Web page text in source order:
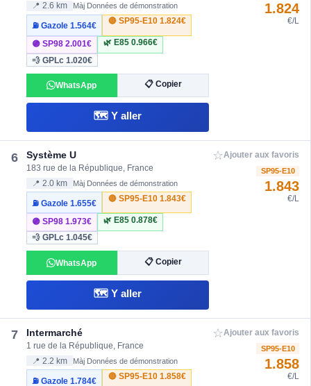
📍 2.6 km Màj Données de démonstration
⛽ Gazole1.564€
🔴 SP95-E10 1.824€
🟣 SP982.001€ 🌿 E85 0.966€
💨 GPLc1.020€
WhatsApp 📋 Copier
🗺️ Y aller
1.824
€/L
6 Système U
183 rue de la République, France
📍 2.0 km Màj Données de démonstration
⛽ Gazole1.655€
🔴 SP95-E10 1.843€
🟣 SP981.973€ 🌿 E85 0.878€
💨 GPLc1.045€
WhatsApp 📋 Copier
🗺️ Y aller
☆Ajouter aux favoris
SP95-E10
1.843
€/L
7 Intermarché
1 rue de la République, France
📍 2.2 km Màj Données de démonstration
⛽ Gazole1.784€
🔴 SP95-E10 1.858€
☆Ajouter aux favoris
SP95-E10
1.858
€/L